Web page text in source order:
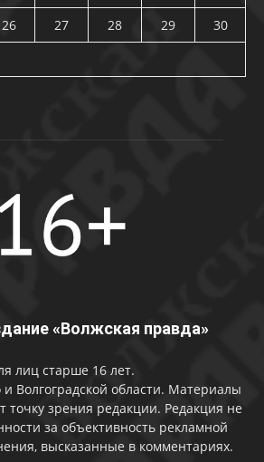
26 27 28 29
30
«Волжская правда»
лиц старше 16 лет.
и Волгоградской области. Материалы
точку зрения редакции. Редакция не
за объективность рекламной
высказанные в комментариях.